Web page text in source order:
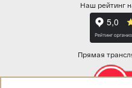
Наш рейтинг
Прямая